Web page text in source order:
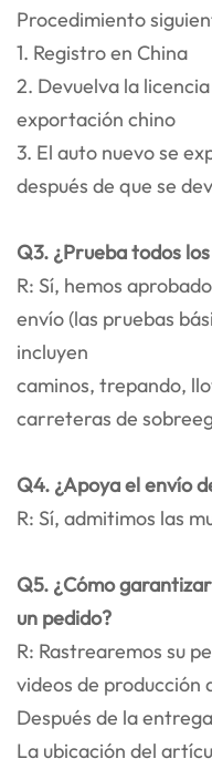
Procedimiento
1. Registro en China
2. Devuelva la
exportación chino
3. El auto nuevo se
después de que se
Q3. ¿Prueba todos
R: Sí, hemos
envío (las pruebas
incluyen
caminos, trepando,
carreteras de
Q4. ¿Apoya el envío
R: Sí, admitimos las
Q5. ¿Cómo
un pedido?
R: Rastrearemos su
videos de producción
Después de la
La ubicación del